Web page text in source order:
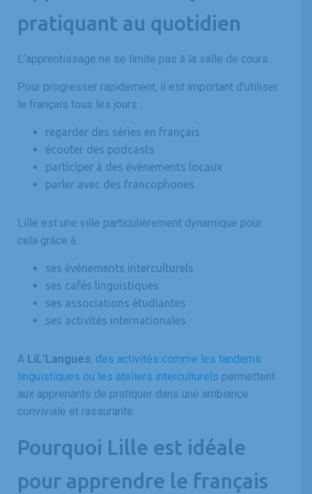
pratiquant au quotidien
L’apprentissage ne se limite pas à la salle de cours.
Pour progresser rapidement, il est important d’utiliser
le français tous les jours :
regarder des séries en français
écouter des podcasts
participer à des événements locaux
parler avec des francophones
Lille est une ville particulièrement dynamique pour
cela grâce à :
ses événements interculturels
ses cafés linguistiques
ses associations étudiantes
ses activités internationales
A LiL’Langues, des activités comme les tandems
linguistiques ou les ateliers interculturels permettent
aux apprenants de pratiquer dans une ambiance
conviviale et rassurante.
Pourquoi Lille est idéale
pour apprendre le français